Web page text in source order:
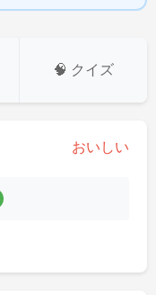
🧠 クイズ
おいしい